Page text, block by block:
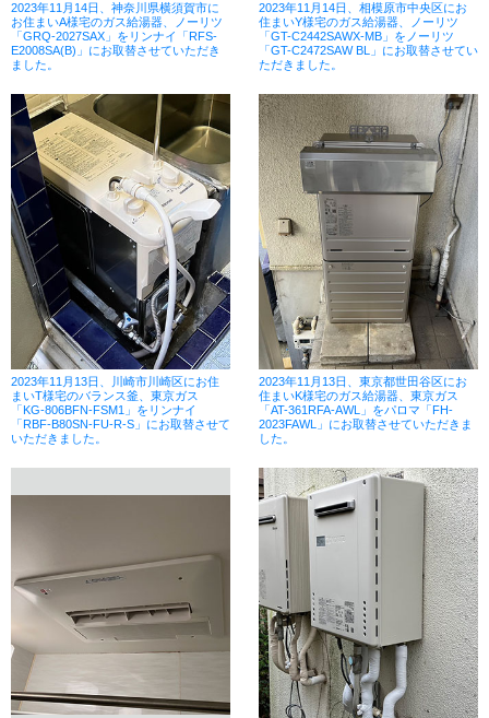
2023年11月14日、神奈川県横須賀市に
お住まいA様宅のガス給湯器、ノーリツ
「GRQ-2027SAX」をリンナイ「RFS-
E2008SA(B)」にお取替させていただき
ました。
2023年11月14日、相模原市中央区にお
住まいY様宅のガス給湯器、ノーリツ
「GT-C2442SAWX-MB」をノーリツ
「GT-C2472SAW BL」にお取替させてい
ただきました。
2023年11月13日、川崎市川崎区にお住
まいT様宅のバランス釜、東京ガス
「KG-806BFN-FSM1」をリンナイ
「RBF-B80SN-FU-R-S」にお取替させて
いただきました。
2023年11月13日、東京都世田谷区にお
住まいK様宅のガス給湯器、東京ガス
「AT-361RFA-AWL」をパロマ「FH-
2023FAWL」にお取替させていただきま
した。